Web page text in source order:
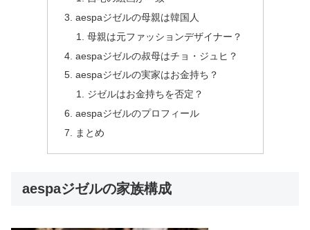
aespaジゼルの母親は韓国人
母親は元ファッションデザイナー？
aespaジゼルの叔母はチョ・ジュヒ？
aespaジゼルの実家はお金持ち？
ジゼルはお金持ちを否定？
aespaジゼルのプロフィール
まとめ
aespaジゼルの家族構成